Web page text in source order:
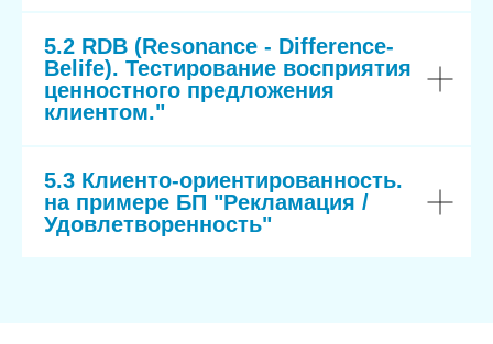
5.2 RDB (Resonance - Difference-
Belife). Тестирование восприятия
ценностного предложения
клиентом."
5.3 Клиенто-ориентированность.
на примере БП "Рекламация /
Удовлетворенность"